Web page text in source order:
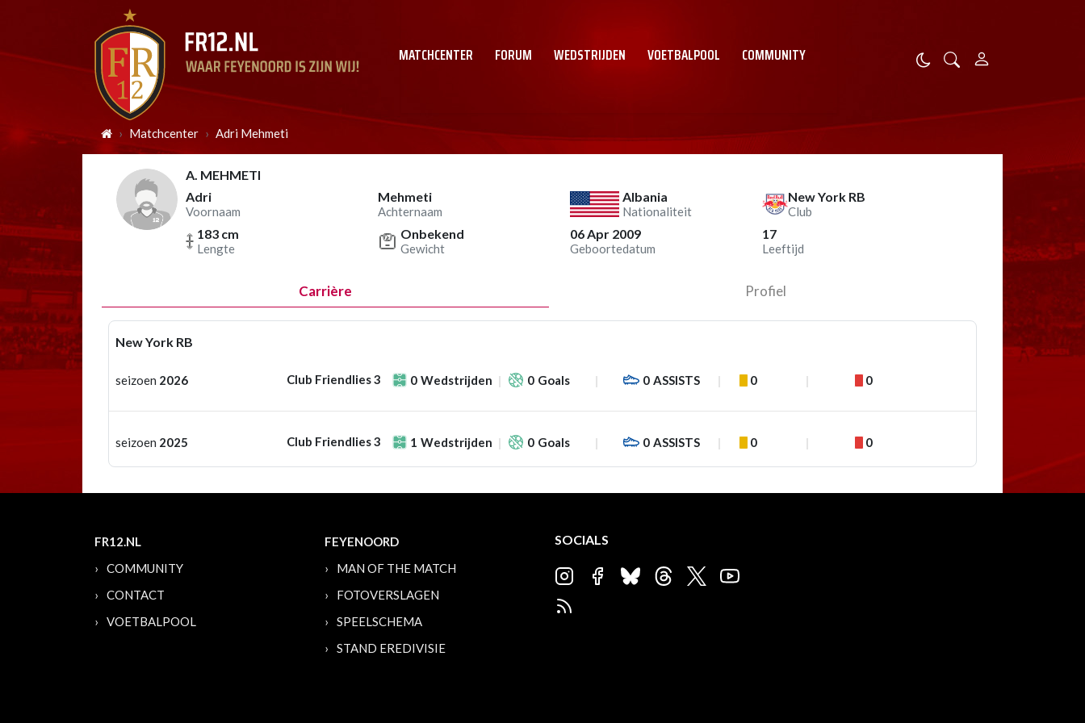
MATCHCENTER FORUM WEDSTRIJDEN VOETBALPOOL COMMUNITY
Matchcenter Adri Mehmeti
A. MEHMETI
Adri
Voornaam
Mehmeti
Achternaam
Albania
Nationaliteit
New York RB
Club
183 cm
Lengte
Onbekend
Gewicht
06 Apr 2009
Geboortedatum
17
Leeftijd
Carrière Profiel
New York RB
seizoen 2026 Club Friendlies 3 0 Wedstrijden 0 Goals 0 ASSISTS 0 0
seizoen 2025 Club Friendlies 3 1 Wedstrijden 0 Goals 0 ASSISTS 0 0
FR12.NL
COMMUNITY
CONTACT
VOETBALPOOL
FEYENOORD
MAN OF THE MATCH
FOTOVERSLAGEN
SPEELSCHEMA
STAND EREDIVISIE
SOCIALS